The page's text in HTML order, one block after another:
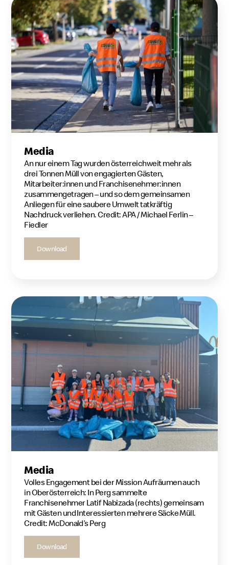
Media
An nur einem Tag wurden österreichweit mehr als
drei Tonnen Müll von engagierten Gästen,
Mitarbeiter:innen und Franchisenehmer:innen
zusammengetragen – und so dem gemeinsamen
Anliegen für eine saubere Umwelt tatkräftig
Nachdruck verliehen. Credit: APA / Michael Ferlin –
Fiedler
Download
Media
Volles Engagement bei der Mission Aufräumen auch
in Oberösterreich: In Perg sammelte
Franchisenehmer Latif Nabizada (rechts) gemeinsam
mit Gästen und Interessierten mehrere Säcke Müll.
Credit: McDonald’s Perg
Download